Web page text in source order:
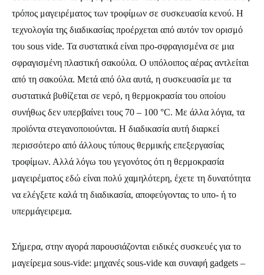
τρόπος μαγειρέματος των τροφίμων σε συσκευασία κενού. Η
τεχνολογία της διαδικασίας προέρχεται από αυτόν τον ορισμό
του sous vide. Τα συστατικά είναι προ-σφραγισμένα σε μια
σφραγισμένη πλαστική σακούλα. Ο υπόλοιπος αέρας αντλείται
από τη σακούλα. Μετά από όλα αυτά, η συσκευασία με τα
συστατικά βυθίζεται σε νερό, η θερμοκρασία του οποίου
συνήθως δεν υπερβαίνει τους 70 – 100 °C. Με άλλα λόγια, τα
προϊόντα στεγανοποιούνται. Η διαδικασία αυτή διαρκεί
περισσότερο από άλλους τύπους θερμικής επεξεργασίας
τροφίμων. Αλλά λόγω του γεγονότος ότι η θερμοκρασία
μαγειρέματος εδώ είναι πολύ χαμηλότερη, έχετε τη δυνατότητα
να ελέγξετε καλά τη διαδικασία, αποφεύγοντας το υπο- ή το
υπερμάγειρεμα.
Σήμερα, στην αγορά παρουσιάζονται ειδικές συσκευές για το
μαγείρεμα sous-vide: μηχανές sous-vide και συναφή gadgets –